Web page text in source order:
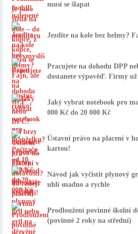
musí se šlapat
Jezdíte na kole bez helmy?
Pracujete na dohodu DPP
dostanete výpověď. Firmy
Jaký vybrat notebook pro
000 Kč do 20 000 Kč
Ústavní právo na placení v
kartou!
Návod jak vyčistit plynový
uhlí snadno a rychle
Prodloužení povinné školní
(povinné 2 roky na střední)